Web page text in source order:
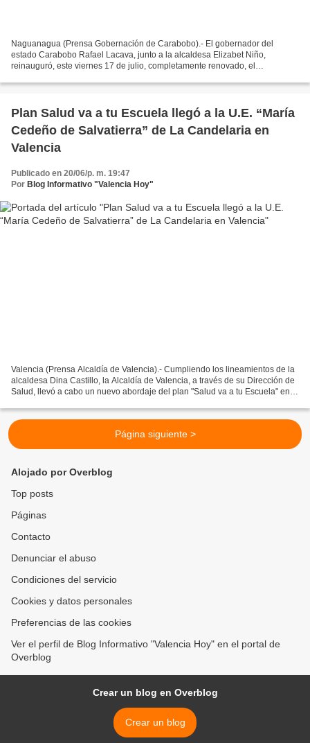
Naguanagua (Prensa Gobernación de Carabobo).- El gobernador del
estado Carabobo Rafael Lacava, junto a la alcaldesa Elizabet Niño,
reinauguró, este viernes 17 de julio, completamente renovado, el
Plan Salud va a tu Escuela llegó a la U.E. “María
Cedeño de Salvatierra” de La Candelaria en
Valencia
Publicado en 20/06/p. m. 19:47
Por Blog Informativo "Valencia Hoy"
Valencia (Prensa Alcaldía de Valencia).- Cumpliendo los lineamientos de la
alcaldesa Dina Castillo, la Alcaldía de Valencia, a través de su Dirección de
Salud, llevó a cabo un nuevo abordaje del plan "Salud va a tu Escuela" en
Página siguiente >
Alojado por Overblog
Top posts
Páginas
Contacto
Denunciar el abuso
Condiciones del servicio
Cookies y datos personales
Preferencias de las cookies
Ver el perfil de Blog Informativo "Valencia Hoy" en el portal de
Overblog
Crear un blog en Overblog
Crear un blog